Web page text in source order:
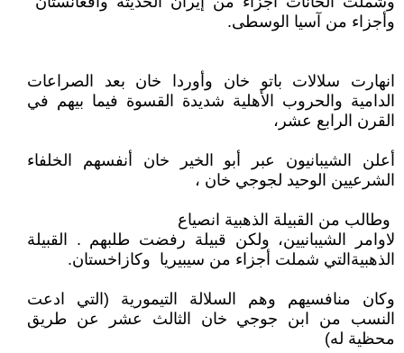
وأجزاء من آسيا الوسطى.
انهارت سلالات باتو خان وأوردا خان بعد الصراعات
الدامية والحروب الأهلية شديدة القسوة فيما بيهم في
القرن الرابع عشر،
أعلن الشيبانيون عبر أبو الخير خان أنفسهم الخلفاء
الشرعيين الوحيد لجوجي خان ،
وطالب من القبيلة الذهبية انصياع
لاوامر الشيبانيين، ولكن قبيلة رفضت طلبهم . القبيلة
الذهبيةالتي شملت أجزاء من سيبيريا وكازاخستان.
وكان منافسيهم وهم السلالة التيمورية (التي ادعت
النسب من ابن جوجي خان الثالث عشر عن طريق
محظية له)